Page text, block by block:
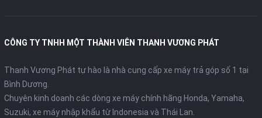
CÔNG TY TNHH MỘT THÀNH VIÊN THANH VƯƠNG PHÁT
Thanh Vương Phát tự hào là nhà cung cấp xe máy trả góp số 1 tại
Bình Dương.
Chuyên kinh doanh các dòng xe máy chính hãng Honda, Yamaha,
Suzuki, xe máy nhập khẩu từ Indonesia và Thái Lan.